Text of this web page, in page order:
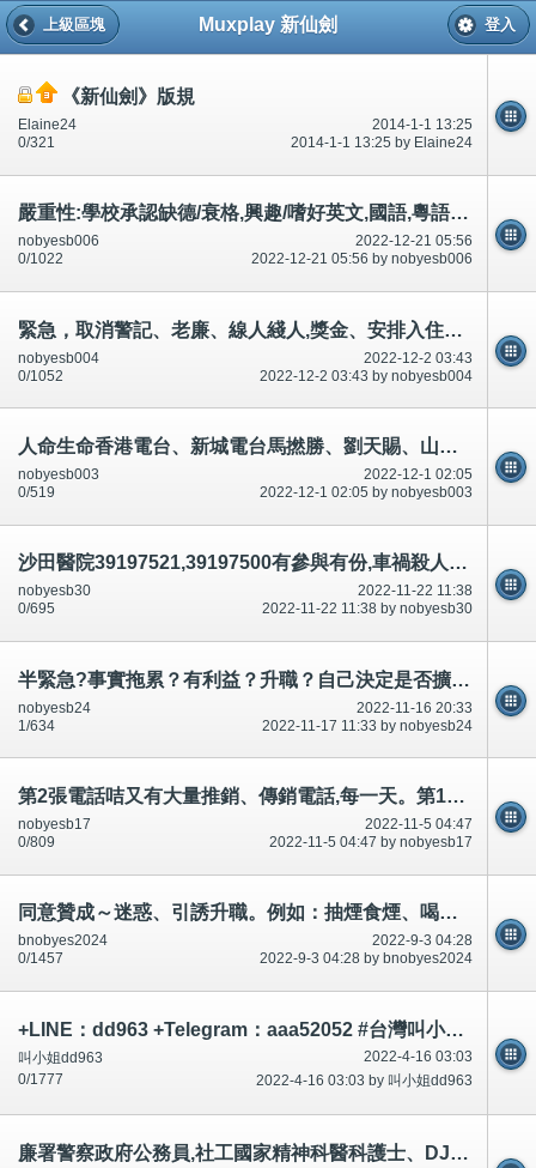
Muxplay 新仙劍
上級區塊 登入
《新仙劍》版規
2014-1-1 13:25
Elaine24
2014-1-1 13:25 by Elaine24
0/321
嚴重性:學校承認缺德/衰格,興趣/嗜好英文,國語,粵語書寫聆聽說話等等都錯,集體罷教？證據？缺乏教師老師
2022-12-21 05:56
nobyesb006
2022-12-21 05:56 by nobyesb006
0/1022
緊急，取消警記、老廉、線人綫人,獎金、安排入住公共屋邨,提出引誘迷惑,升職,全城吃屎、跳蝨等等!
2022-12-2 03:43
nobyesb004
2022-12-2 03:43 by nobyesb004
0/1052
人命生命香港電台、新城電台馬撚勝、劉天賜、山甘老人、林超榮、曾繁光等等,預先/預知有人死？
2022-12-1 02:05
nobyesb003
2022-12-1 02:05 by nobyesb003
0/519
沙田醫院39197521,39197500有參與有份,車禍殺人？論壇/討論區有講有說
2022-11-22 11:38
nobyesb30
2022-11-22 11:38 by nobyesb30
0/695
半緊急?事實拖累？有利益？升職？自己決定是否擴散.市民知道。
2022-11-16 20:33
nobyesb24
2022-11-17 11:33 by nobyesb24
1/634
第2張電話咭又有大量推銷、傳銷電話,每一天。第1張,大概3000個。串通合謀犯法。女性、女學生分析細心。
2022-11-5 04:47
nobyesb17
2022-11-5 04:47 by nobyesb17
0/809
同意贊成～迷惑、引誘升職。例如：抽煙食煙、喝酒吸毒(毒品)gay男男、女女(談戀愛)、追蹤位置
2022-9-3 04:28
bnobyes2024
2022-9-3 04:28 by bnobyes2024
0/1457
+LINE：dd963 +Telegram：aaa52052 #台灣叫小姐 #台中叫小姐 #台北叫小姐 #高雄叫小姐 #新竹叫小姐 #台南叫小姐 #彰化叫小
2022-4-16 03:03
叫小姐dd963
2022-4-16 03:03 by 叫小姐dd963
0/1777
廉署警察政府公務員,社工國家精神科醫科護士、DJ藝人唔鍾意聽討論區留言,照打插(人多驚死)合法-公開